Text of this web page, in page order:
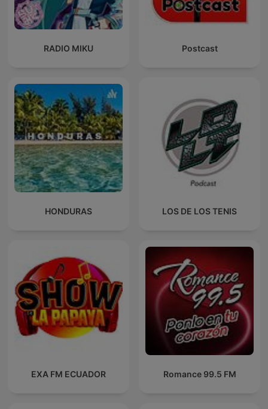
RADIO MIKU Postcast
HONDURAS LOS DE LOS TENIS
EXA FM ECUADOR Romance 99.5 FM